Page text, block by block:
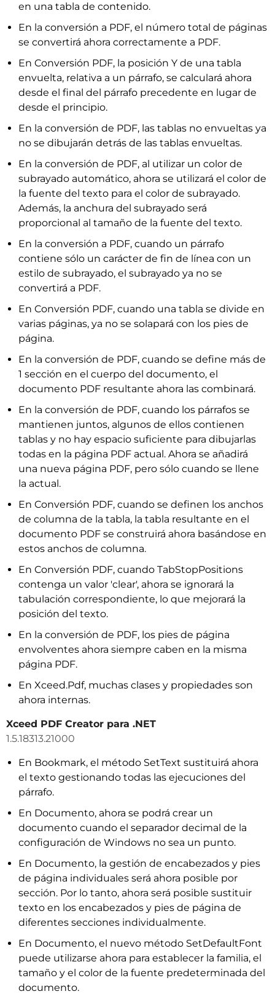
en una tabla de contenido.
En la conversión a PDF, el número total de páginas
se convertirá ahora correctamente a PDF.
En Conversión PDF, la posición Y de una tabla
envuelta, relativa a un párrafo, se calculará ahora
desde el final del párrafo precedente en lugar de
desde el principio.
En la conversión de PDF, las tablas no envueltas ya
no se dibujarán detrás de las tablas envueltas.
En la conversión de PDF, al utilizar un color de
subrayado automático, ahora se utilizará el color de
la fuente del texto para el color de subrayado.
Además, la anchura del subrayado será
proporcional al tamaño de la fuente del texto.
En la conversión a PDF, cuando un párrafo
contiene sólo un carácter de fin de línea con un
estilo de subrayado, el subrayado ya no se
convertirá a PDF.
En Conversión PDF, cuando una tabla se divide en
varias páginas, ya no se solapará con los pies de
página.
En la conversión de PDF, cuando se define más de
1 sección en el cuerpo del documento, el
documento PDF resultante ahora las combinará.
En la conversión de PDF, cuando los párrafos se
mantienen juntos, algunos de ellos contienen
tablas y no hay espacio suficiente para dibujarlas
todas en la página PDF actual. Ahora se añadirá
una nueva página PDF, pero sólo cuando se llene
la actual.
En Conversión PDF, cuando se definen los anchos
de columna de la tabla, la tabla resultante en el
documento PDF se construirá ahora basándose en
estos anchos de columna.
En Conversión PDF, cuando TabStopPositions
contenga un valor 'clear', ahora se ignorará la
tabulación correspondiente, lo que mejorará la
posición del texto.
En la conversión de PDF, los pies de página
envolventes ahora siempre caben en la misma
página PDF.
En Xceed.Pdf, muchas clases y propiedades son
ahora internas.
Xceed PDF Creator para .NET
1.5.18313.21000
En Bookmark, el método SetText sustituirá ahora
el texto gestionando todas las ejecuciones del
párrafo.
En Documento, ahora se podrá crear un
documento cuando el separador decimal de la
configuración de Windows no sea un punto.
En Documento, la gestión de encabezados y pies
de página individuales será ahora posible por
sección. Por lo tanto, ahora será posible sustituir
texto en los encabezados y pies de página de
diferentes secciones individualmente.
En Documento, el nuevo método SetDefaultFont
puede utilizarse ahora para establecer la familia, el
tamaño y el color de la fuente predeterminada del
documento.